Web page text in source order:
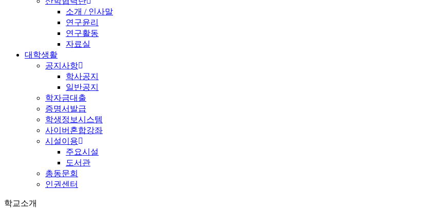
소개 / 인사말
연구윤리
연구활동
자료실
대학생활
공지사항
학사공지
일반공지
학자금대출
증명서발급
학생정보시스템
사이버혼합강좌
시설이용
주요시설
도서관
총동문회
인권센터
학교소개